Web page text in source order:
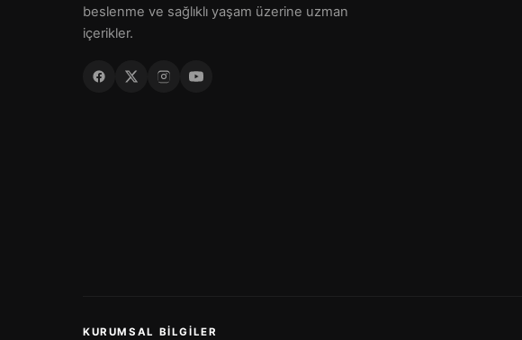
beslenme ve sağlıklı yaşam üzerine uzman
içerikler.
KURUMSAL BILGILER